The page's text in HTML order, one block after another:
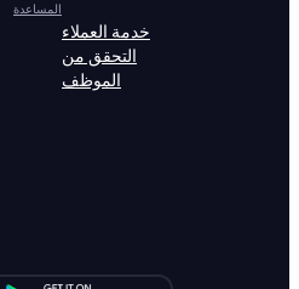
المساعدة
خدمة العملاء
التحقق من
الموظف